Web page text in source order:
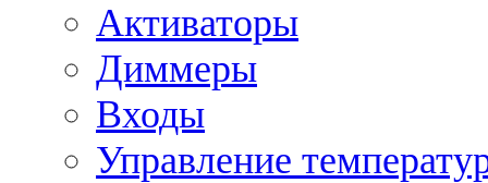
Активаторы
Диммеры
Входы
Управление